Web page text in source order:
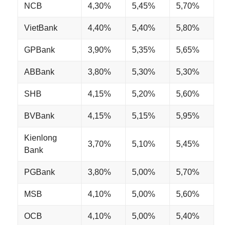
NCB 4,30% 5,45% 5,70%
VietBank 4,40% 5,40% 5,80%
GPBank 3,90% 5,35% 5,65%
ABBank 3,80% 5,30% 5,30%
SHB 4,15% 5,20% 5,60%
BVBank 4,15% 5,15% 5,95%
Kienlong
Bank
3,70% 5,10% 5,45%
PGBank 3,80% 5,00% 5,70%
MSB 4,10% 5,00% 5,60%
OCB 4,10% 5,00% 5,40%